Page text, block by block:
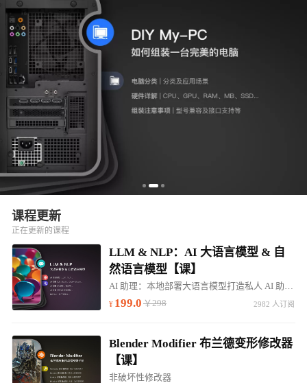
课程更新
正在更新的课程
LLM & NLP：AI 大语言模型 & 自
然语言模型【课】
AI 助理：本地部署大语言模型打造私人 AI 助理。帮助：高效学习、行业咨询、知识问答...
199.0 ￥298 2982 人订阅
Blender Modifier 布兰德变形修改器
【课】
非破坏性修改器